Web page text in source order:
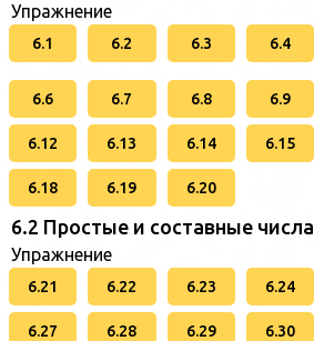
Упражнение
6.1 6.2 6.3 6.4
6.6 6.7 6.8 6.9
6.12 6.13 6.14 6.15
6.18 6.19 6.20
6.2 Простые и составные числа
Упражнение
6.21 6.22 6.23 6.24
6.27 6.28 6.29 6.30